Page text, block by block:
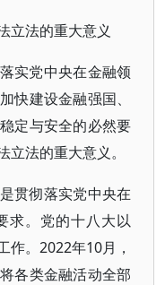
立法的重大意义
实党中央在金融领
快建设金融强国、
定与安全的必然要
法的重大意义。
贯彻落实党中央在
求。党的十八大以
作。2022年10月，
各类金融活动全部